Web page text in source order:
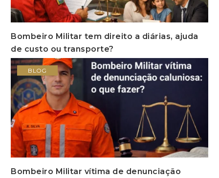
Bombeiro Militar tem direito a diárias, ajuda
de custo ou transporte?
BLOG
Bombeiro Militar vítima de denunciação